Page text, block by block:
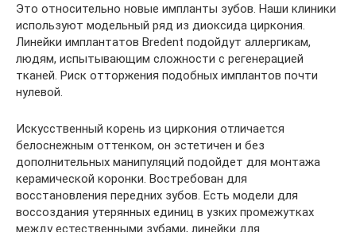
Это относительно новые импланты зубов. Наши клиники
используют модельный ряд из диоксида циркония.
Линейки имплантатов Bredent подойдут аллергикам,
людям, испытывающим сложности с регенерацией
тканей. Риск отторжения подобных имплантов почти
нулевой.
Искусственный корень из циркония отличается
белоснежным оттенком, он эстетичен и без
дополнительных манипуляций подойдет для монтажа
керамической коронки. Востребован для
восстановления передних зубов. Есть модели для
воссоздания утерянных единиц в узких промежутках
между естественными зубами, линейки для